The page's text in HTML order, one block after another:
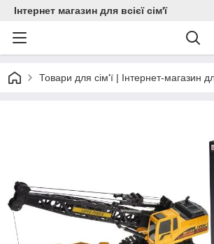
Інтернет магазин для всієї сім'ї
Товари для сім'ї | Інтернет-магазин